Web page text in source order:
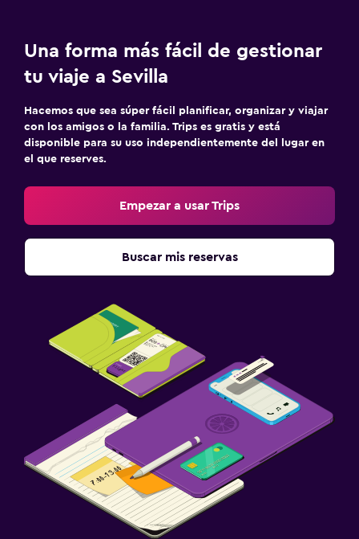
Una forma más fácil de gestionar
tu viaje a Sevilla
Hacemos que sea súper fácil planificar, organizar y viajar
con los amigos o la familia. Trips es gratis y está
disponible para su uso independientemente del lugar en
el que reserves.
Empezar a usar Trips
Buscar mis reservas